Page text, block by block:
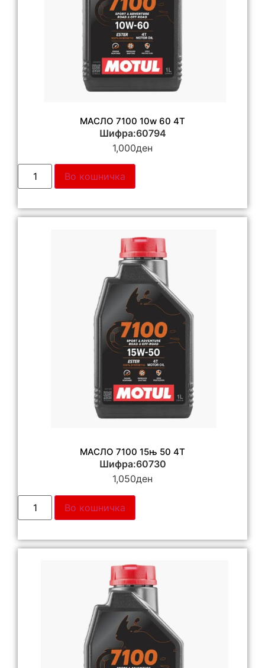
МАСЛО 7100 10w 60 4T
Шифра:60794
1,000ден
Во кошничка
МАСЛО 7100 15њ 50 4Т
Шифра:60730
1,050ден
Во кошничка